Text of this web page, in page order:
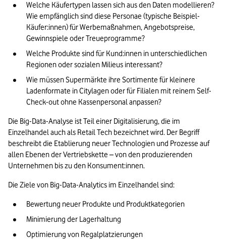
Welche Käufertypen lassen sich aus den Daten modellieren?
Wie empfänglich sind diese Personae (typische Beispiel-
Käufer:innen) für Werbemaßnahmen, Angebotspreise,
Gewinnspiele oder Treueprogramme?
Welche Produkte sind für Kund:innen in unterschiedlichen
Regionen oder sozialen Milieus interessant?
Wie müssen Supermärkte ihre Sortimente für kleinere
Ladenformate in Citylagen oder für Filialen mit reinem Self-
Check-out ohne Kassenpersonal anpassen?
Die Big-Data-Analyse ist Teil einer Digitalisierung, die im
Einzelhandel auch als Retail Tech bezeichnet wird. Der Begriff
beschreibt die Etablierung neuer Technologien und Prozesse auf
allen Ebenen der Vertriebskette – von den produzierenden
Unternehmen bis zu den Konsument:innen.
Die Ziele von Big-Data-Analytics im Einzelhandel sind:
Bewertung neuer Produkte und Produktkategorien
Minimierung der Lagerhaltung
Optimierung von Regalplatzierungen